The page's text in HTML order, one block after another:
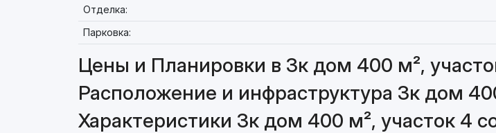
Отделка:
Парковка:
Цены и Планировки в 3к дом 400 м²,
Расположение и инфраструктура 3к дом
Характеристики 3к дом 400 м², участок 4